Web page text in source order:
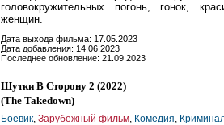
головокружительных погонь, гонок,
женщин.
Дата выхода фильма: 17.05.2023
Дата добавления: 14.06.2023
Последнее обновление: 21.09.2023
Шутки В Сторону 2 (2022)
(The Takedown)
Боевик Зарубежный фильм Комедия